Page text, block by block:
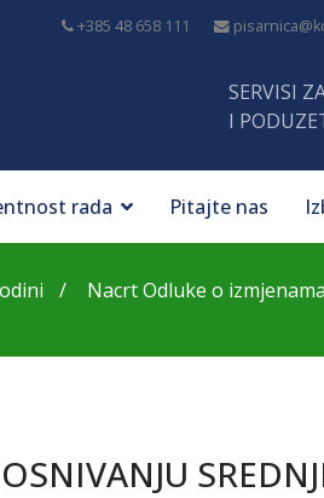
+385 48 658 111
SERVISI
I
rada Pitajte nas
Nacrt Odluke o